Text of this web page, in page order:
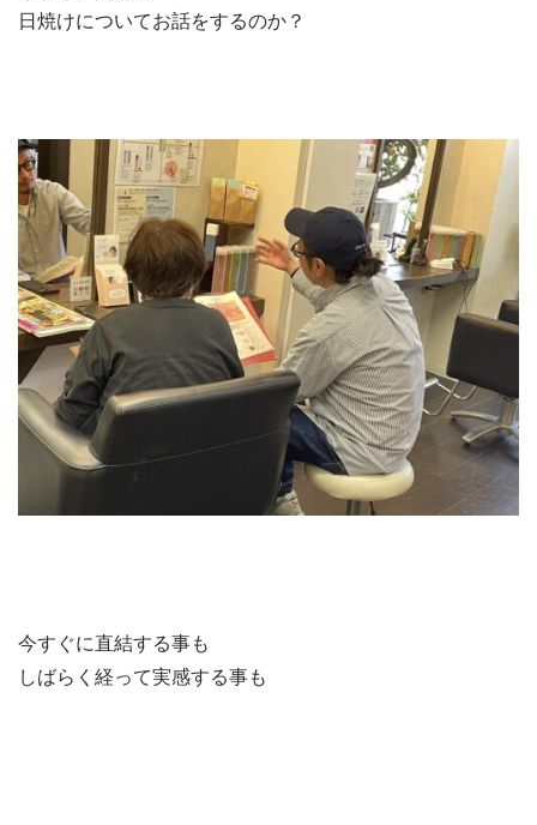
日焼けについてお話をするのか？
今すぐに直結する事も
しばらく経って実感する事も